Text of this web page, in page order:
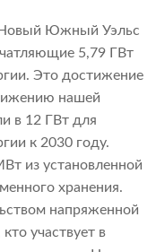
Новый Южный Уэльс
5,79 ГВт
Это достижение
нашей
в 12 ГВт для
к 2030 году.
из установленной
хранения.
напряженной
участвует в